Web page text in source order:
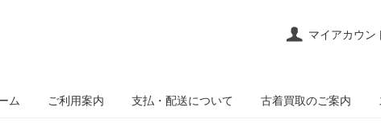
マイアカウン
ム ご利用案内 支払・配送について 古着買取のご案内